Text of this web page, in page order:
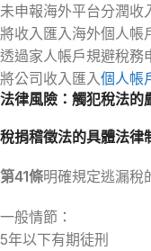
未申報海外平台分潤收
將收入匯入海外個人帳
透過家人帳戶規避稅務
將公司收入匯入個人帳
法律風險：觸犯稅法的
稅捐稽徵法的具體法律
第41條明確規定逃漏稅
一般情節：
5年以下有期徒刑